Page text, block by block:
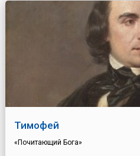
Тимофей
«Почитающий Бога»